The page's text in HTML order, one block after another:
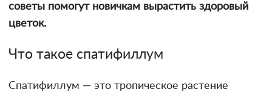
советы помогут новичкам вырастить здоровый
цветок.
Что такое спатифиллум
Спатифиллум — это тропическое растение